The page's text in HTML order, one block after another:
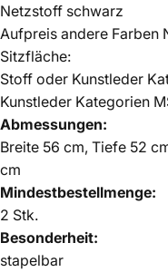
Netzstoff schwarz
Aufpreis andere Farben
Sitzfläche:
Stoff oder Kunstleder
Kunstleder Kategorien
Abmessungen:
Breite 56 cm, Tiefe 52
cm
Mindestbestellmenge:
2 Stk.
Besonderheit:
stapelbar